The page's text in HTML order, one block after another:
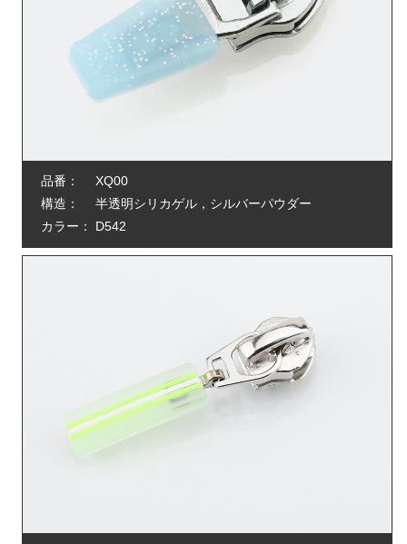
品番：
XQ00
構造：
半透明シリカゲル，シルバーパウダー
カラー：
D542